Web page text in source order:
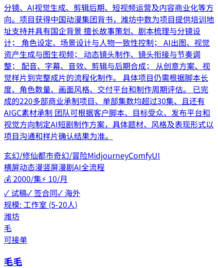
分镜、AI视觉生成、剪辑后期、短视频运营及内容商业化等方
向。项目获得中国动漫集团背书，潍坊中数为项目提供培训地
址支持并具有国企背景 擅长故事策划、剧本梳理与分镜设
计； 角色设定、场景设计与人物一致性控制； AI出图、视觉
资产生成与图生视频； 动态镜头制作、镜头衔接与节奏调
整； 配音、字幕、音效、剪辑与后期合成； 从创意方案、视
觉样片到完整成片的流程化制作。 具体项目仍需根据脚本长
度、角色数量、画面风格、交付平台和制作周期评估。 已完
成的220多部商业承制项目、单部集数均超过30集、且还有
AIGC素材承制 团队可根据客户脚本、目标受众、发布平台和
视觉方向制定AI短剧制作方案，具体题材、风格及表现形式以
项目沟通和样片确认结果为准。
玄幻/修仙都市奇幻/冒险MidjourneyComfyUI
横屏动态漫竖屏漫剧AI全流程
💰2000/集⚡ 10/月
✓ 试稿✓ 签合同✓ 海外
规模:工作室 (5-20人)
潍坊
毛
可接单
毛毛